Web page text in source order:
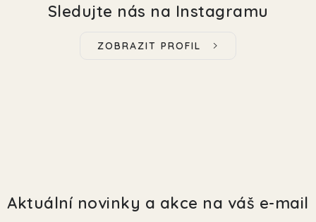
Sledujte nás na Instagramu
ZOBRAZIT PROFIL
Aktuální novinky a akce na váš e-mail